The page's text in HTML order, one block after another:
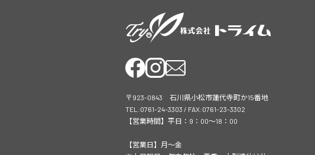
〒923-0843 石川県小松市蓮代寺町か15番地
TEL:0761-24-3303 / FAX:0761-23-3302
【営業時間】平日：9：00～18：00
【営業日】月～金